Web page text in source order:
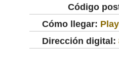
Código
Cómo llegar:
Dirección digital: